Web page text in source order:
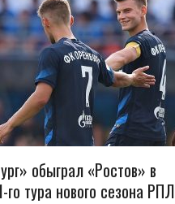
обыграл «Ростов» в
го тура нового сезона РПЛ